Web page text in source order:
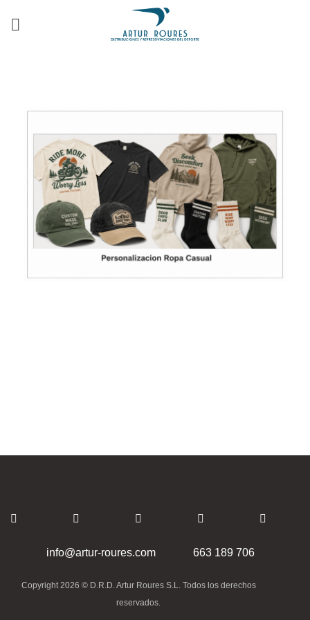
info@artur-roures.com 663 189 706
Copyright 2026 © D.R.D. Artur Roures S.L. Todos los derechos
reservados.